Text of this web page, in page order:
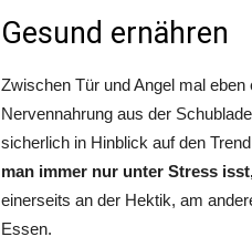
Gesund ernähren
Zwischen Tür und Angel mal
Nervennahrung aus der
sicherlich in Hinblick auf den
man immer nur unter Stress
einerseits an der Hektik, am
Essen.